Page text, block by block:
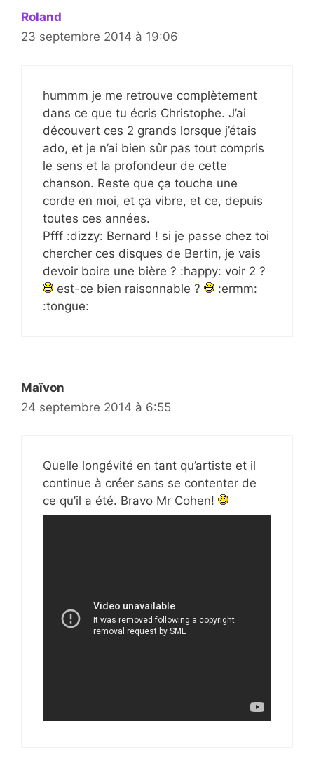
Roland
23 septembre 2014 à 19:06
hummm je me retrouve complètement
dans ce que tu écris Christophe. J’ai
découvert ces 2 grands lorsque j’étais
ado, et je n’ai bien sûr pas tout compris
le sens et la profondeur de cette
chanson. Reste que ça touche une
corde en moi, et ça vibre, et ce, depuis
toutes ces années.
Pfff :dizzy: Bernard ! si je passe chez toi
chercher ces disques de Bertin, je vais
devoir boire une bière ? :happy: voir 2 ?
est-ce bien raisonnable ?
:ermm:
:tongue:
Maïvon
24 septembre 2014 à 6:55
Quelle longévité en tant qu’artiste et il
continue à créer sans se contenter de
ce qu’il a été. Bravo Mr Cohen!